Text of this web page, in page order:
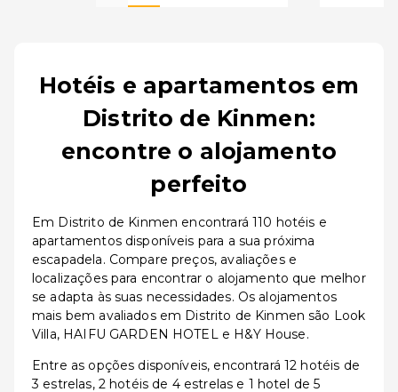
Hotéis e apartamentos em
Distrito de Kinmen:
encontre o alojamento
perfeito
Em Distrito de Kinmen encontrará 110 hotéis e
apartamentos disponíveis para a sua próxima
escapadela. Compare preços, avaliações e
localizações para encontrar o alojamento que melhor
se adapta às suas necessidades. Os alojamentos
mais bem avaliados em Distrito de Kinmen são Look
Villa, HAIFU GARDEN HOTEL e H&Y House.
Entre as opções disponíveis, encontrará 12 hotéis de
3 estrelas, 2 hotéis de 4 estrelas e 1 hotel de 5